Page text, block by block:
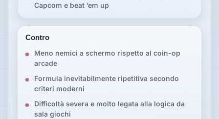
Capcom e beat ’em up
Contro
Meno nemici a schermo rispetto al coin-op
arcade
Formula inevitabilmente ripetitiva secondo
criteri moderni
Difficoltà severa e molto legata alla logica da
sala giochi